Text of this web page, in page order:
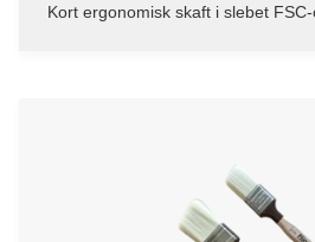
Kort ergonomisk skaft i slebet